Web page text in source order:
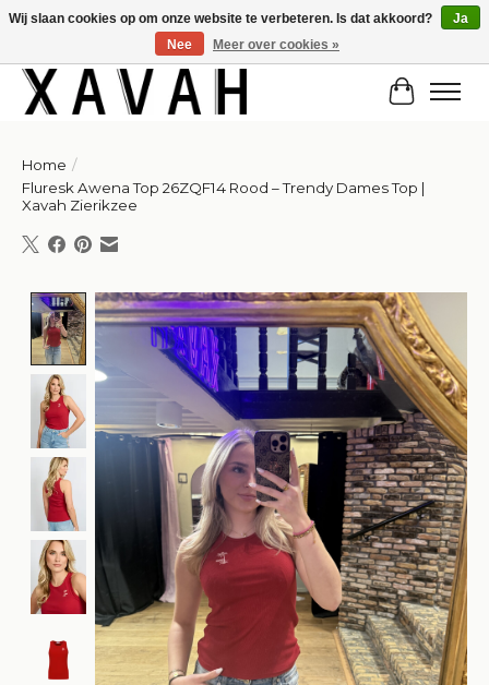
Hi gorgeous! ✨ Kortingscode for 20% off: Summersale!
Home /
Fluresk Awena Top 26ZQF14 Rood – Trendy Dames Top |
Xavah Zierikzee
Product image slideshow Items
Wij slaan cookies op om onze website te verbeteren. Is dat akkoord?
Ja
Nee
Meer over cookies »